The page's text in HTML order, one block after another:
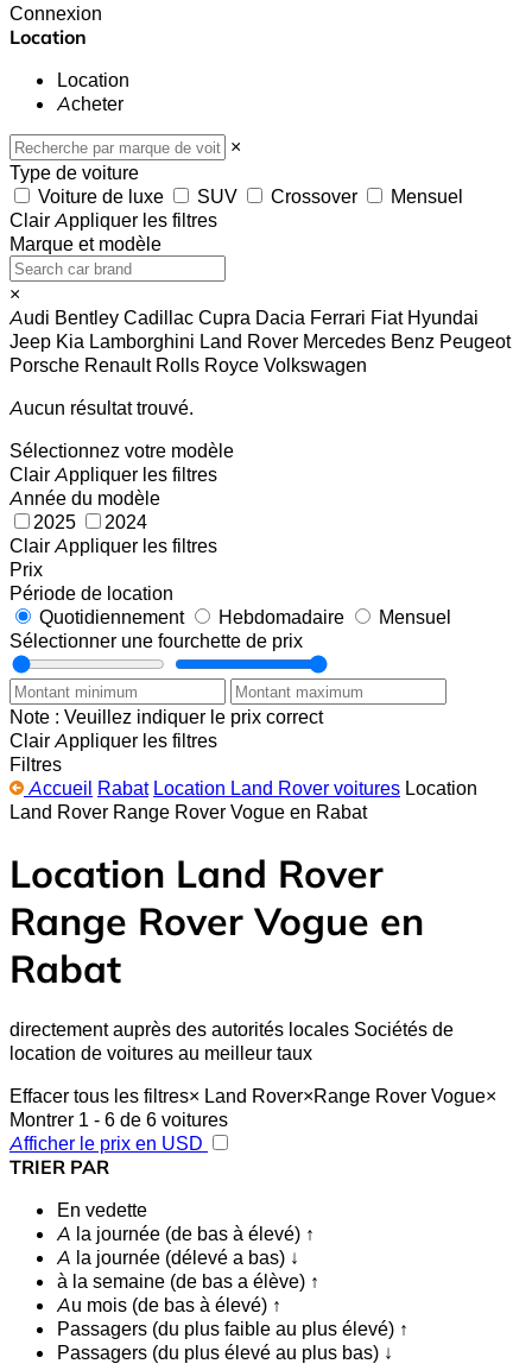
Connexion
Location
Location
Acheter
×
Type de voiture
Voiture de luxe
SUV Crossover
Mensuel
Clair Appliquer les filtres
Marque et modèle
×
Audi Bentley Cadillac Cupra Dacia Ferrari Fiat Hyundai
Jeep Kia Lamborghini Land Rover Mercedes Benz Peugeot
Porsche Renault Rolls Royce Volkswagen
Aucun résultat trouvé.
Sélectionnez votre modèle
Clair Appliquer les filtres
Année du modèle
2025
2024
Clair Appliquer les filtres
Prix
Période de location
Quotidiennement
Hebdomadaire
Mensuel
Sélectionner une fourchette de prix
Note : Veuillez indiquer le prix correct
Clair Appliquer les filtres
Filtres
Accueil Rabat Location Land Rover voitures Location
Land Rover Range Rover Vogue en Rabat
Location Land Rover
Range Rover Vogue en
Rabat
directement auprès des autorités locales Sociétés de
location de voitures au meilleur taux
Effacer tous les filtres× Land Rover×Range Rover Vogue×
Montrer 1 - 6 de 6 voitures
Afficher le prix en USD
TRIER PAR
En vedette
A la journée (de bas à élevé) ↑
A la journée (délevé a bas) ↓
à la semaine (de bas a élève) ↑
Au mois (de bas à élevé) ↑
Passagers (du plus faible au plus élevé) ↑
Passagers (du plus élevé au plus bas) ↓